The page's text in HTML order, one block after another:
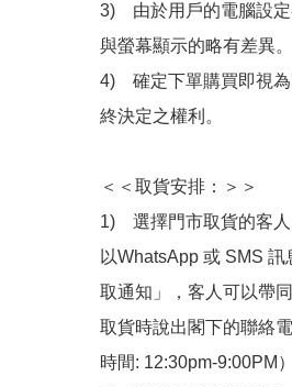
3)　由於用戶的電腦設
與螢幕顯示的略有差異。
4)　確定下單購買即視
終決定之權利。
＜＜取貨安排：＞＞
1)　選擇門市取貨的客
以WhatsApp 或 SMS
取通知」，客人可以帶
取貨時說出閣下的聯絡
時間: 12:30pm-9:00PM）